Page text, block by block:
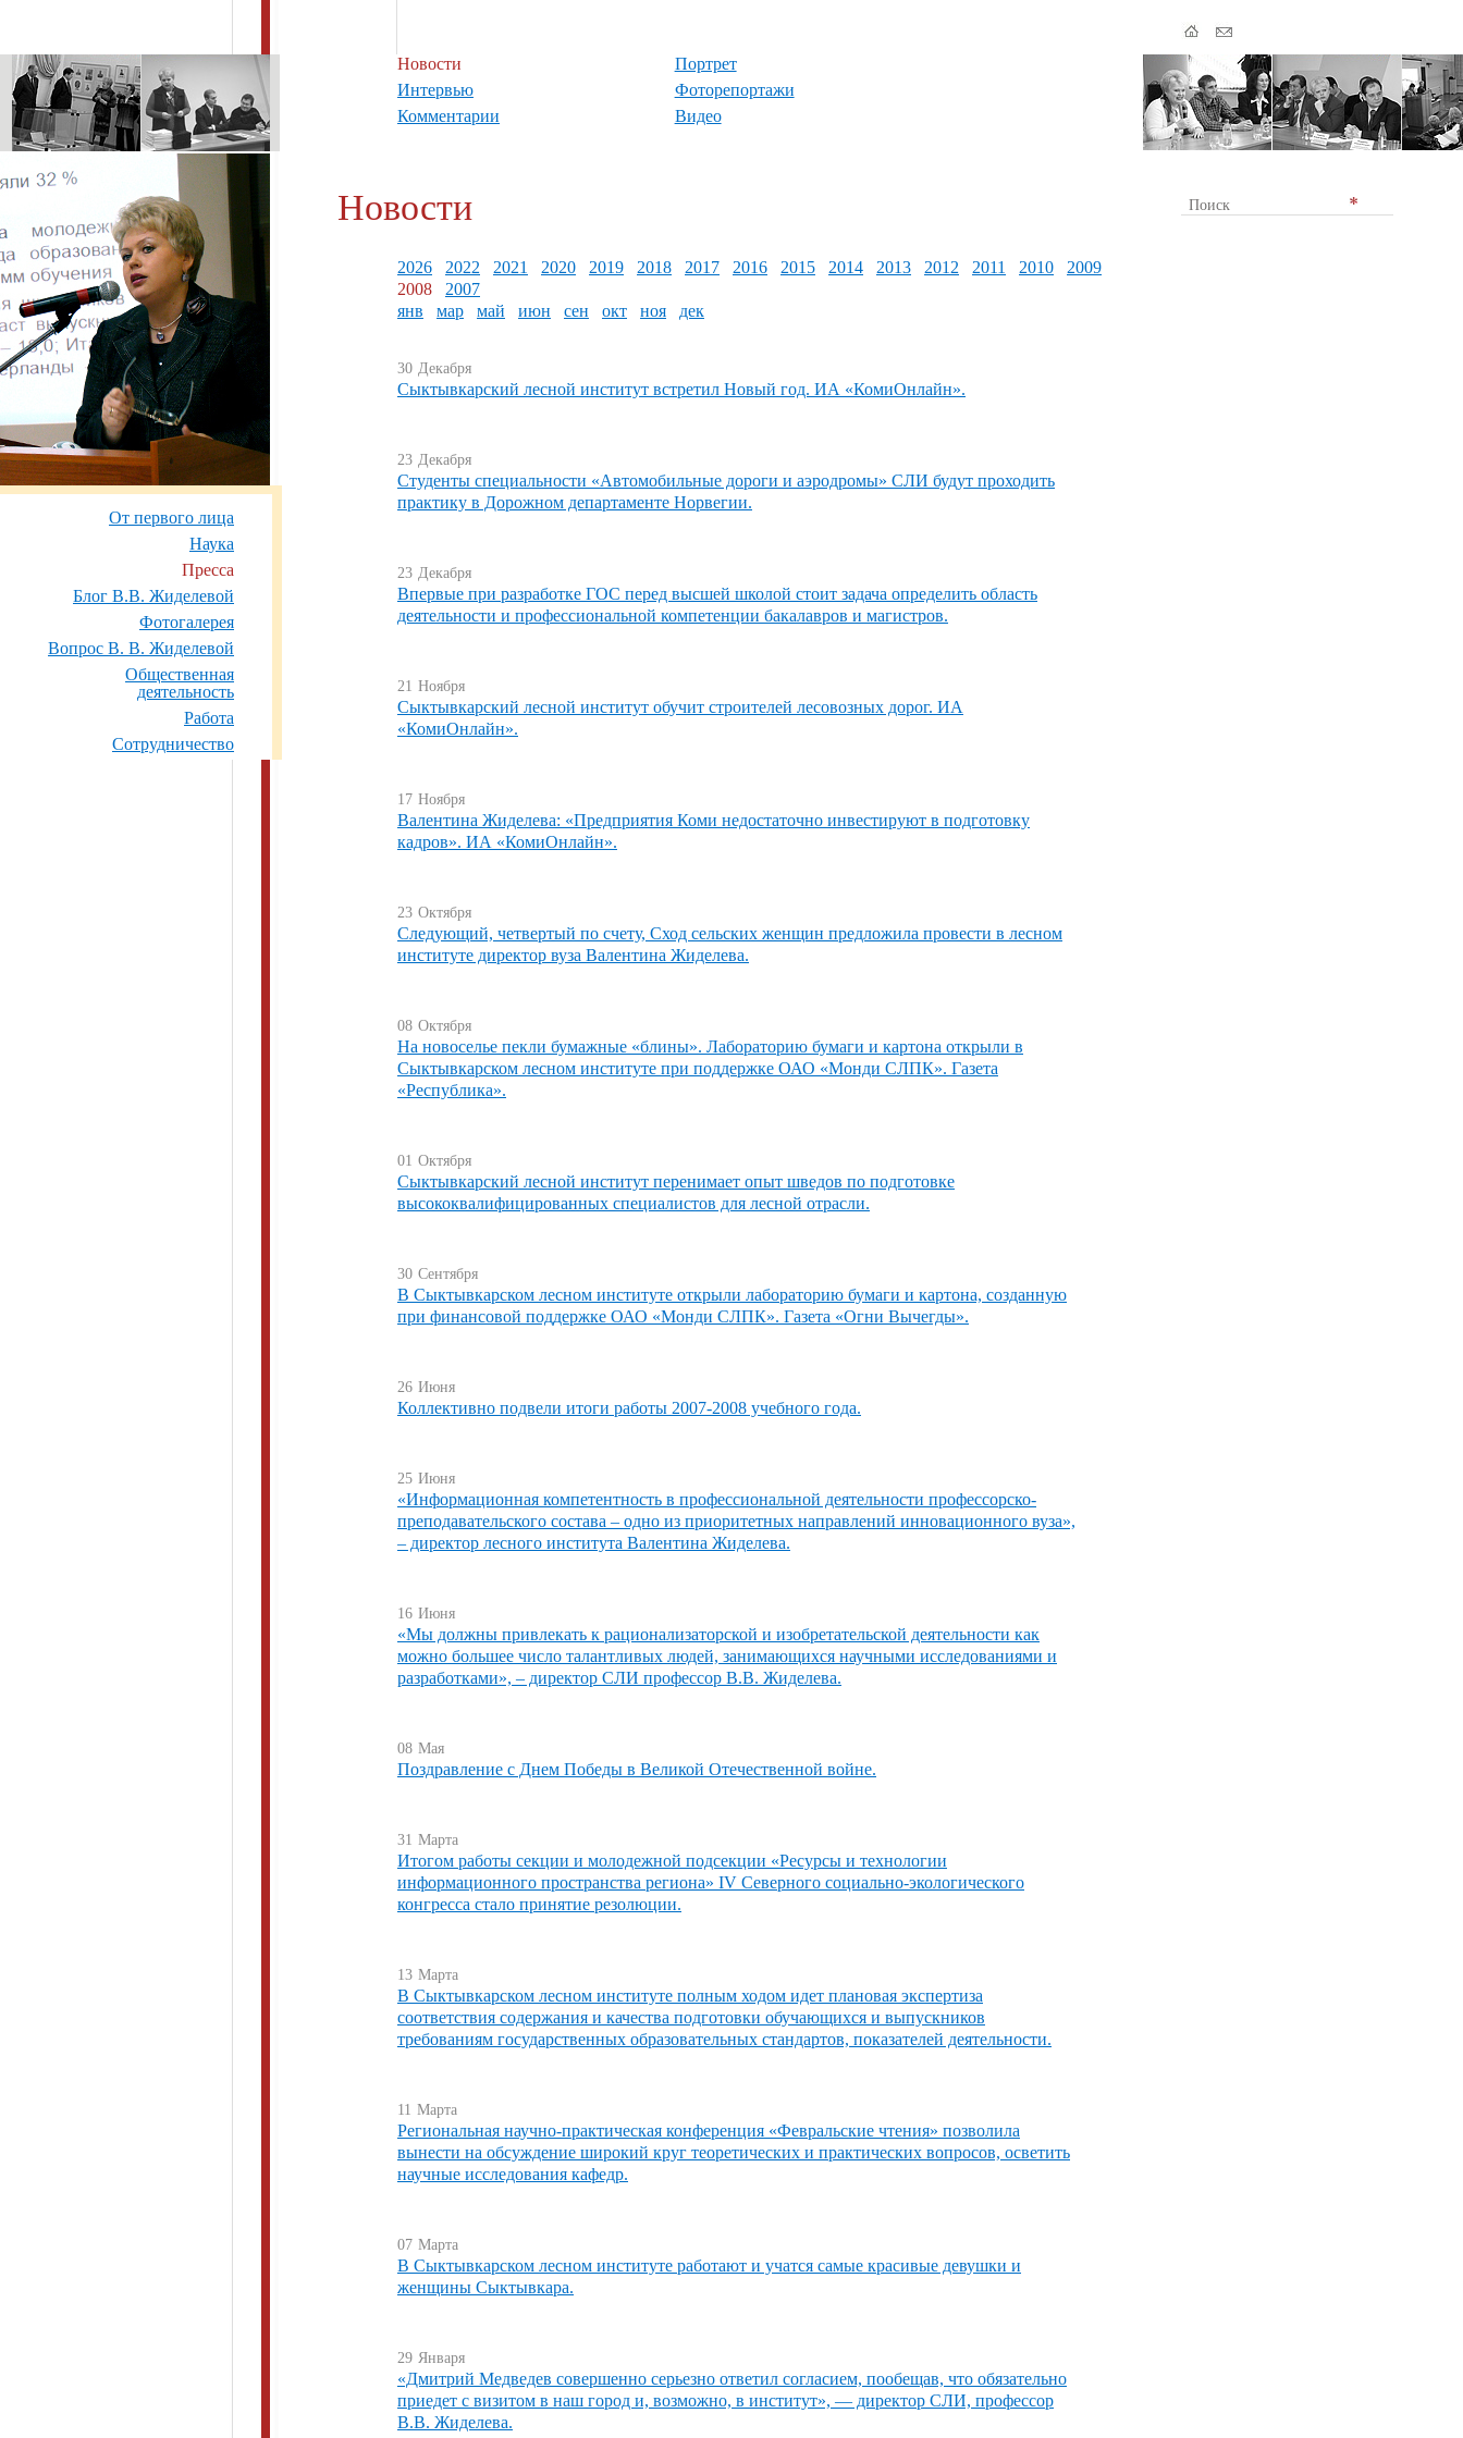
От первого лица
Наука
Пресса
Блог В.В. Жиделевой
Фотогалерея
Вопрос В. В. Жиделевой
Общественная
деятельность
Работа
Сотрудничество
Новости
Интервью
Комментарии
Портрет
Фоторепортажи
Видео
Новости
2026 2022 2021 2020 2019 2018 2017 2016 2015 2014 2013 2012 2011 2010
2009
2008
2007
янв
мар май июн сен окт ноя дек
30 Декабря
Сыктывкарский лесной институт встретил Новый год. ИА «КомиОнлайн».
23 Декабря
Студенты специальности «Автомобильные дороги и аэродромы» СЛИ будут проходить
практику в Дорожном департаменте Норвегии.
23 Декабря
Впервые при разработке ГОС перед высшей школой стоит задача определить область
деятельности и профессиональной компетенции бакалавров и магистров.
21 Ноября
Сыктывкарский лесной институт обучит строителей лесовозных дорог. ИА
«КомиОнлайн».
17 Ноября
Валентина Жиделева: «Предприятия Коми недостаточно инвестируют в подготовку
кадров». ИА «КомиОнлайн».
23 Октября
Следующий, четвертый по счету, Сход сельских женщин предложила провести в лесном
институте директор вуза Валентина Жиделева.
08 Октября
На новоселье пекли бумажные «блины». Лабораторию бумаги и картона открыли в
Сыктывкарском лесном институте при поддержке ОАО «Монди СЛПК». Газета
«Республика».
01 Октября
Сыктывкарский лесной институт перенимает опыт шведов по подготовке
высококвалифицированных специалистов для лесной отрасли.
30 Сентября
В Сыктывкарском лесном институте открыли лабораторию бумаги и картона, созданную
при финансовой поддержке ОАО «Монди СЛПК». Газета «Огни Вычегды».
26 Июня
Коллективно подвели итоги работы 2007-2008 учебного года.
25 Июня
«Информационная компетентность в профессиональной деятельности профессорско-
преподавательского состава – одно из приоритетных направлений инновационного вуза»,
– директор лесного института Валентина Жиделева.
16 Июня
«Мы должны привлекать к рационализаторской и изобретательской деятельности как
можно большее число талантливых людей, занимающихся научными исследованиями и
разработками», – директор СЛИ профессор В.В. Жиделева.
08 Мая
Поздравление с Днем Победы в Великой Отечественной войне.
31 Марта
Итогом работы секции и молодежной подсекции «Ресурсы и технологии
информационного пространства региона» IV Северного социально-экологического
конгресса стало принятие резолюции.
13 Марта
В Сыктывкарском лесном институте полным ходом идет плановая экспертиза
соответствия содержания и качества подготовки обучающихся и выпускников
требованиям государственных образовательных стандартов, показателей деятельности.
11 Марта
Региональная научно-практическая конференция «Февральские чтения» позволила
вынести на обсуждение широкий круг теоретических и практических вопросов, осветить
научные исследования кафедр.
07 Марта
В Сыктывкарском лесном институте работают и учатся самые красивые девушки и
женщины Сыктывкара.
29 Января
«Дмитрий Медведев совершенно серьезно ответил согласием, пообещав, что обязательно
приедет с визитом в наш город и, возможно, в институт», — директор СЛИ, профессор
В.В. Жиделева.